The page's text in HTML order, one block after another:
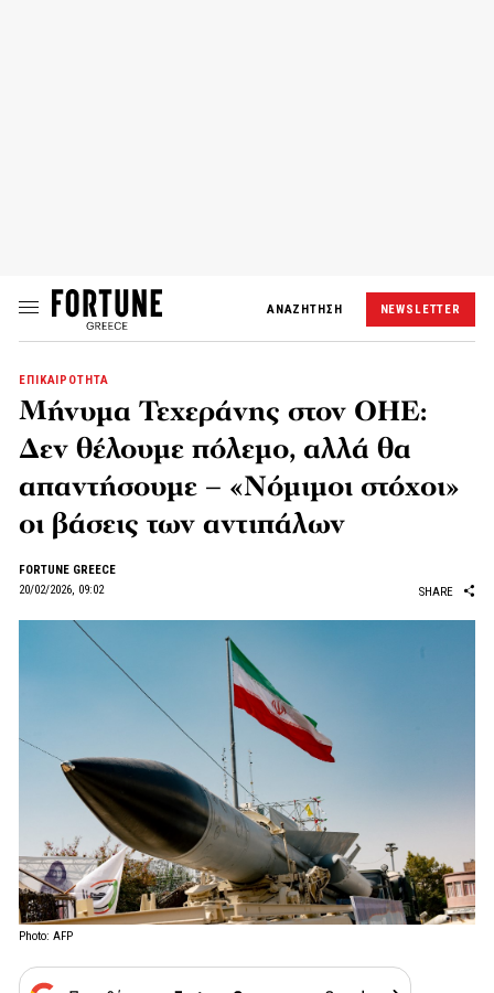
ΑΝΑΖΗΤΗΣΗ NEWSLETTER
ΕΠΙΚΑΙΡΟΤΗΤΑ
Μήνυμα Τεχεράνης στον ΟΗΕ:
Δεν θέλουμε πόλεμο, αλλά θα
απαντήσουμε – «Νόμιμοι στόχοι»
οι βάσεις των αντιπάλων
FORTUNE GREECE
20/02/2026, 09:02
SHARE
Photo: AFP